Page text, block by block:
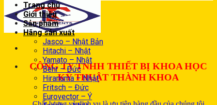
CÔNG TY TNHH THIẾT BỊ KHOA HỌC
KỸ THUẬT THÀNH KHOA
Trang chủ
Giới thiệu
Sản phẩm
Hãng sản xuất
Jasco – Nhật Bản
Hitachi – Nhật
Yamato – Nhật
Behr – Đức
Hiranuma – Nhật
Fritsch – Đức
Eurovector – Ý